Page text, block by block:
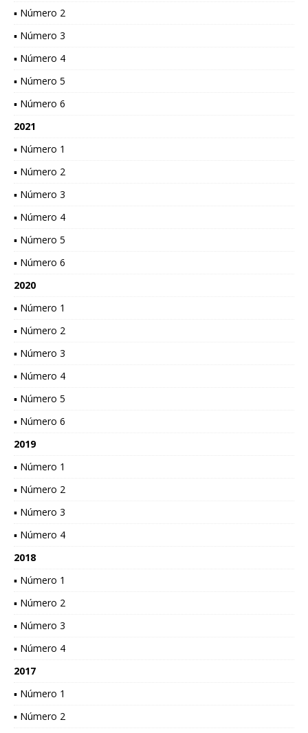
▪ Número 2
▪ Número 3
▪ Número 4
▪ Número 5
▪ Número 6
2021
▪ Número 1
▪ Número 2
▪ Número 3
▪ Número 4
▪ Número 5
▪ Número 6
2020
▪ Número 1
▪ Número 2
▪ Número 3
▪ Número 4
▪ Número 5
▪ Número 6
2019
▪ Número 1
▪ Número 2
▪ Número 3
▪ Número 4
2018
▪ Número 1
▪ Número 2
▪ Número 3
▪ Número 4
2017
▪ Número 1
▪ Número 2